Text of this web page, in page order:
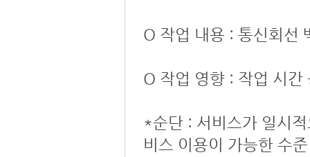
O 작업 내용 : 통신회선
O 작업 영향 : 작업 시
*순단 : 서비스가 일시
비스 이용이 가능한 수준